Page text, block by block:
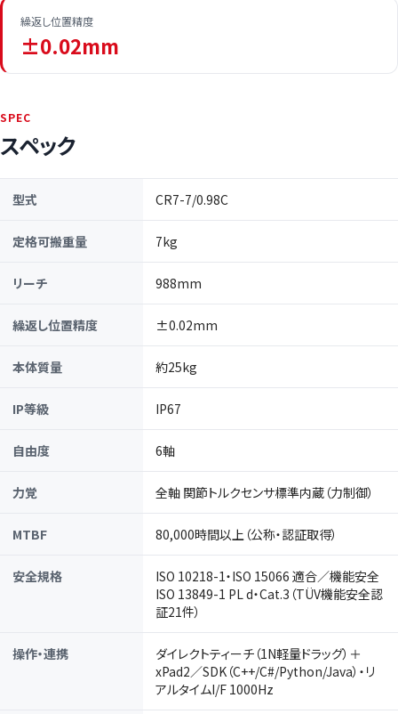
繰返し位置精度
±0.02mm
SPEC
スペック
型式 CR7-7/0.98C
定格可搬重量 7kg
リーチ 988mm
繰返し位置精度 ±0.02mm
本体質量 約25kg
IP等級 IP67
自由度 6軸
力覚 全軸 関節トルクセンサ標準内蔵（力制御）
MTBF 80,000時間以上（公称・認証取得）
安全規格
ISO 10218-1・ISO 15066 適合／機能安全
ISO 13849-1 PL d・Cat.3（TÜV機能安全認
証21件）
操作・連携
ダイレクトティーチ（1N軽量ドラッグ）＋
xPad2／SDK（C++/C#/Python/Java）・リ
アルタイムI/F 1000Hz